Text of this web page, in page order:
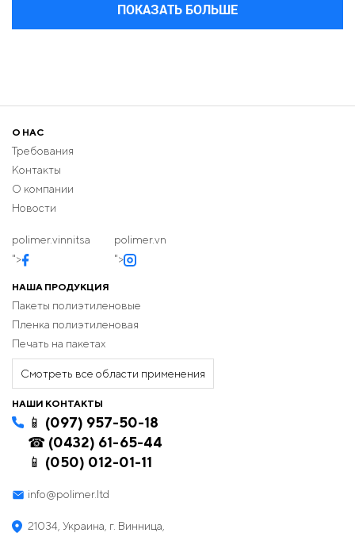
ПОКАЗАТЬ БОЛЬШЕ
О НАС
Требования
Контакты
О компании
Новости
polimer.vinnitsa
">
polimer.vn
">
НАША ПРОДУКЦИЯ
Пакеты полиэтиленовые
Пленка полиэтиленовая
Печать на пакетах
Смотреть все области применения
НАШИ КОНТАКТЫ
📱 (097) 957-50-18
☎ (0432) 61-65-44
📱 (050) 012-01-11
info@polimer.ltd
21034, Украина, г. Винница,